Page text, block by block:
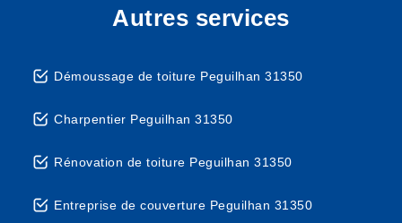
Autres services
Démoussage de toiture Peguilhan 31350
Charpentier Peguilhan 31350
Rénovation de toiture Peguilhan 31350
Entreprise de couverture Peguilhan 31350